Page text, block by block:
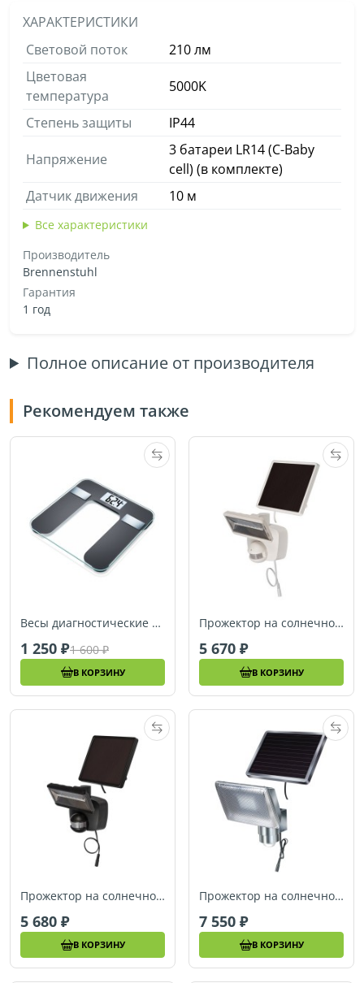
ХАРАКТЕРИСТИКИ
Световой поток
210 лм
Цветовая
температура
5000K
Степень защиты IP44
Напряжение
3 батареи LR14 (C-Baby
cell) (в комплекте)
Датчик движения
10 м
Все характеристики
Производитель
Brennenstuhl
Гарантия
1 год
Полное описание от производителя
Рекомендуем также
Весы диагностические напольные Sanitas SBF08
1 250 1 600
В КОРЗИНУ
Прожектор на солнечной батарее Brennenstuhl LED SOL 800, 400 лм, белый, IP44 (1170850010)
5 670
В КОРЗИНУ
Прожектор на солнечной батарее Brennenstuhl LED SOL 800, 400 лм, черный, IP44 (1170950010)
5 680
В КОРЗИНУ
Прожектор на солнечной батарее с датчиком движения Brennenstuhl LED Light SOL 80 (1170840)
7 550
В КОРЗИНУ